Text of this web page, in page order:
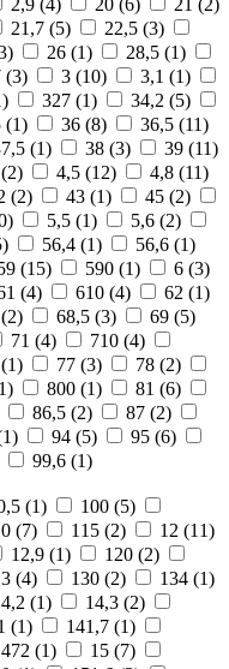
21,7 (5) 22,5 (3)
) 26 (1) 28,5 (1)
(3) 3 (10) 3,1 (1)
) 327 (1) 34,2 (5)
(1) 36 (8) 36,5 (11)
(1) 38 (3) 39 (11)
2) 4,5 (12) 4,8 (11)
(2) 43 (1) 45 (2)
) 5,5 (1) 5,6 (2)
) 56,4 (1) 56,6 (1)
(15) 590 (1) 6 (3)
(4) 610 (4) 62 (1)
2) 68,5 (3) 69 (5)
71 (4) 710 (4)
1) 77 (3) 78 (2)
1) 800 (1) 81 (6)
86,5 (2) 87 (2)
1) 94 (5) 95 (6)
99,6 (1)
(1) 100 (5)
(7) 115 (2) 12 (11)
12,9 (1) 120 (2)
(4) 130 (2) 134 (1)
(1) 14,3 (2)
(1) 141,7 (1)
(1) 15 (7)